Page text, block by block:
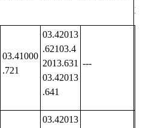
03.41000
.721
03.42013
.62103.4
2013.631
03.42013
.641
---
03.42013